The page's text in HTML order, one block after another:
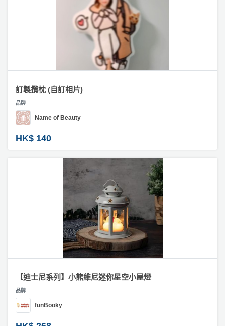
訂製攬枕 (自訂相片)
品牌
Name of Beauty
HK$ 140
【迪士尼系列】小熊維尼迷你星空小屋燈
品牌
funBooky